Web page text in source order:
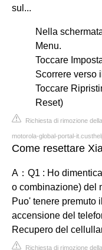
sul...
Nella
Menu.
Toccare
Scorrere verso
Toccare
Reset)
Richiesta di rimozione
motorola-global-portal-
Come resettare
A：Q1 : Ho
o combinazione) del
Puo' tenere premuto
accensione del
Recupero del
Richiesta di rimozione